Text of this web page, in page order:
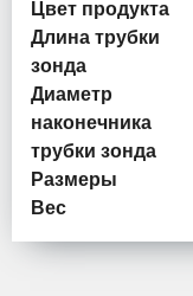
Цвет продукта
Длина трубки
зонда
Диаметр
наконечника
трубки зонда
Размеры
Вес